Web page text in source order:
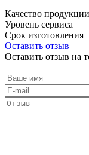
Качество продукции
Уровень сервиса
Срок изготовления
Оставить отзыв
Оставить отзыв на